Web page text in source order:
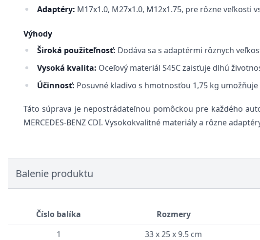
Adaptéry: M17x1.0, M27x1.0, M12x1.75, pre rôzne veľkosti
Výhody
Široká použiteľnosť: Dodáva sa s adaptérmi rôznych
Vysoká kvalita: Oceľový materiál S45C zaisťuje dlhú
Účinnosť: Posuvné kladivo s hmotnosťou 1,75 kg
Táto súprava je nepostrádateľnou pomôckou pre každého
MERCEDES-BENZ CDI. Vysokokvalitné materiály a rôzne
Balenie produktu
Číslo balíka Rozmery
1
33 x 25 x 9.5 cm